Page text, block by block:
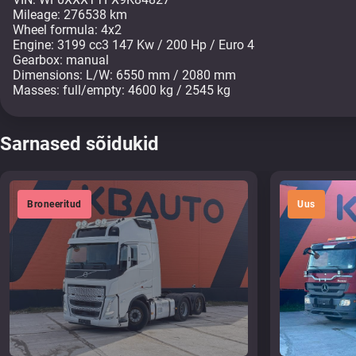
Mileage: 276538 km
Wheel formula: 4x2
Engine: 3199 cc3 147 Kw / 200 Hp / Euro 4
Gearbox: manual
Dimensions: L/W: 6550 mm / 2080 mm
Masses: full/empty: 4600 kg / 2545 kg
Sarnased sõidukid
Broneeritud Uus